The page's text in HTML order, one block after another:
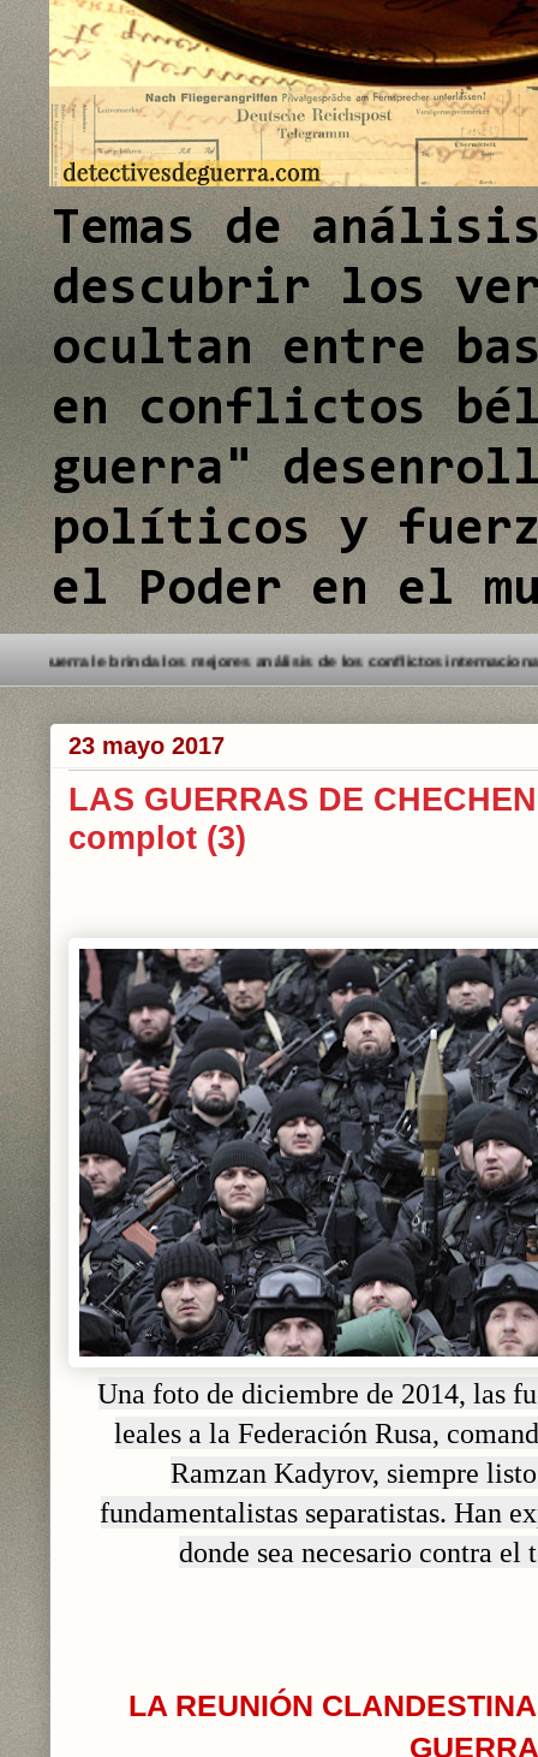
Temas de
descubrir los
ocultan entre
en conflictos
guerra"
políticos y
el Poder en el
a este Blog. Detectives de Guerra le brinda los mejores análisis de
23 mayo 2017
LAS GUERRAS DE
complot (3)
Una foto de diciembre de 2014, las
leales a la Federación Rusa,
Ramzan Kadyrov, siempre
fundamentalistas separatistas. Han
donde sea necesario contra
LA REUNIÓN
GUERRA